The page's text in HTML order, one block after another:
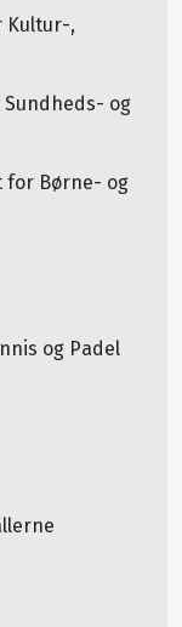
Kultur-,
og
for Børne- og
og Padel